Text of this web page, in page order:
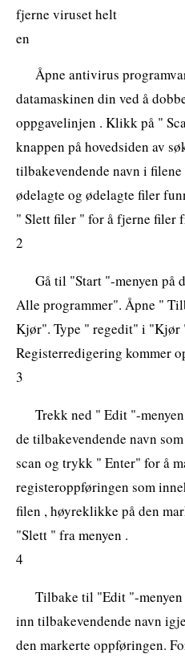
fjerne viruset helt
en
Åpne antivirus
datamaskinen din ved å
oppgavelinjen . Klikk på "
knappen på hovedsiden av
tilbakevendende navn i
ødelagte og ødelagte filer
" Slett filer " for å fjerne filer
2
Gå til "Start "-menyen på
Alle programmer". Åpne "
Kjør". Type " regedit" i "Kjør
Registerredigering kommer
3
Trekk ned " Edit "-
de tilbakevendende navn
scan og trykk " Enter" for å
registeroppføringen som
filen , høyreklikke på den
"Slett " fra menyen .
4
Tilbake til "Edit "-
inn tilbakevendende navn
den markerte oppføringen.